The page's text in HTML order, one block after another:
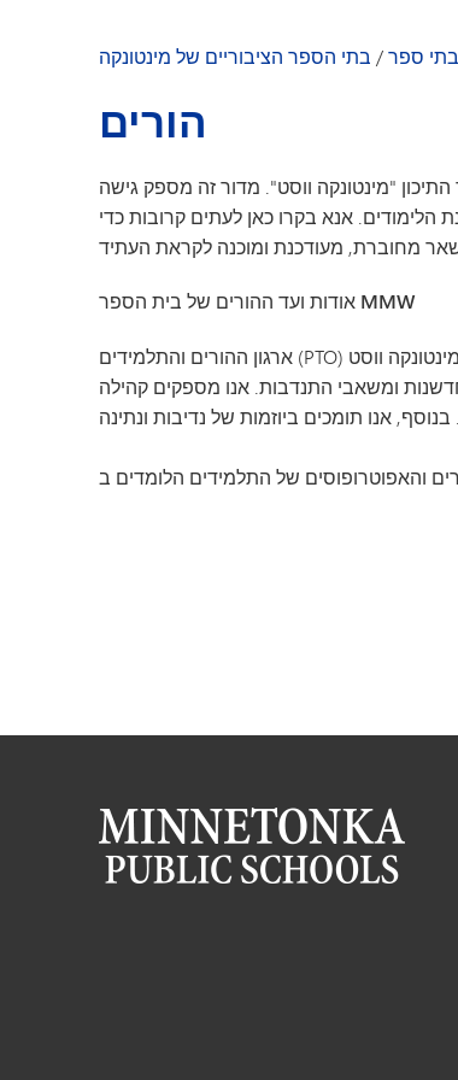
בתי הספר הציבוריים של מינטונקה /בתי ספר
הורים
"מינטונקה ווסט". מדור זה מספק גישה
הלימודים. אנא בקרו כאן לעתים קרובות כדי
אודות ועד ההורים של בית הספר MMW
ארגון ההורים והתלמידים (PTO) של בית הספר התיכון "מינטונקה ווסט" (MMW) מקדם ומעשיר את החינוך, הרווחה
ומשאבי התנדבות. אנו מספקים קהילה